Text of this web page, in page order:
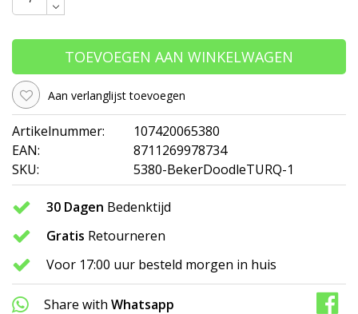
TOEVOEGEN AAN WINKELWAGEN
Aan verlanglijst toevoegen
Artikelnummer:
107420065380
EAN:
8711269978734
SKU:
5380-BekerDoodleTURQ-1
30 Dagen Bedenktijd
Gratis Retourneren
Voor 17:00 uur besteld morgen in huis
Share with Whatsapp